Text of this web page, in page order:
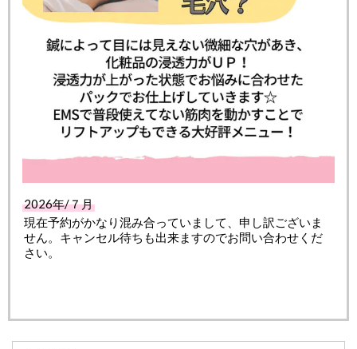
2026年/７月
現在予約がかなり混み合っていまして、申し訳ございま
せん。キャンセル待ちも出来ますのでお問い合わせくだ
さい。